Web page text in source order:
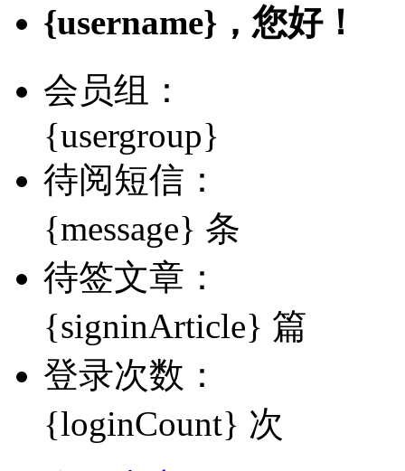
{username} ，您好！
会员组：
{usergroup}
待阅短信：
{message} 条
待签文章：
{signinArticle} 篇
登录次数：
{loginCount} 次